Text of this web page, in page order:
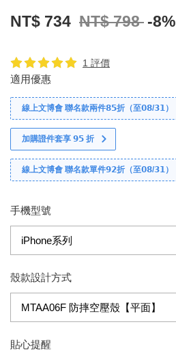
NT$ 734 NT$ 798 -8%
1 評價
適用優惠
線上文博會 聯名款兩件𝟴𝟱折（至𝟬𝟴/𝟯𝟭）
加購證件套享 𝟵𝟱 折
線上文博會 聯名款單件𝟵𝟮折（至𝟬𝟴/𝟯𝟭）
手機型號
殼款設計方式
貼心提醒